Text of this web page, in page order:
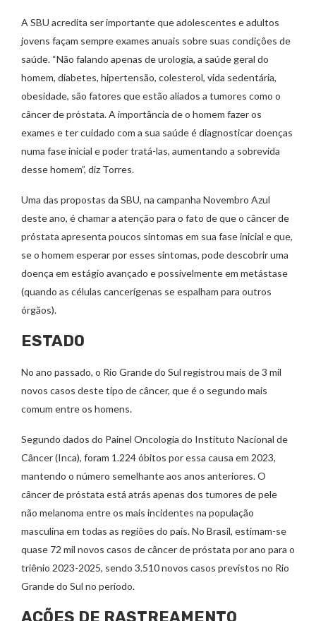
A SBU acredita ser importante que adolescentes e adultos
jovens façam sempre exames anuais sobre suas condições de
saúde. “Não falando apenas de urologia, a saúde geral do
homem, diabetes, hipertensão, colesterol, vida sedentária,
obesidade, são fatores que estão aliados a tumores como o
câncer de próstata. A importância de o homem fazer os
exames e ter cuidado com a sua saúde é diagnosticar doenças
numa fase inicial e poder tratá-las, aumentando a sobrevida
desse homem”, diz Torres.
Uma das propostas da SBU, na campanha Novembro Azul
deste ano, é chamar a atenção para o fato de que o câncer de
próstata apresenta poucos sintomas em sua fase inicial e que,
se o homem esperar por esses sintomas, pode descobrir uma
doença em estágio avançado e possivelmente em metástase
(quando as células cancerígenas se espalham para outros
órgãos).
ESTADO
No ano passado, o Rio Grande do Sul registrou mais de 3 mil
novos casos deste tipo de câncer, que é o segundo mais
comum entre os homens.
Segundo dados do Painel Oncologia do Instituto Nacional de
Câncer (Inca), foram 1.224 óbitos por essa causa em 2023,
mantendo o número semelhante aos anos anteriores. O
câncer de próstata está atrás apenas dos tumores de pele
não melanoma entre os mais incidentes na população
masculina em todas as regiões do país. No Brasil, estimam-se
quase 72 mil novos casos de câncer de próstata por ano para o
triênio 2023-2025, sendo 3.510 novos casos previstos no Rio
Grande do Sul no período.